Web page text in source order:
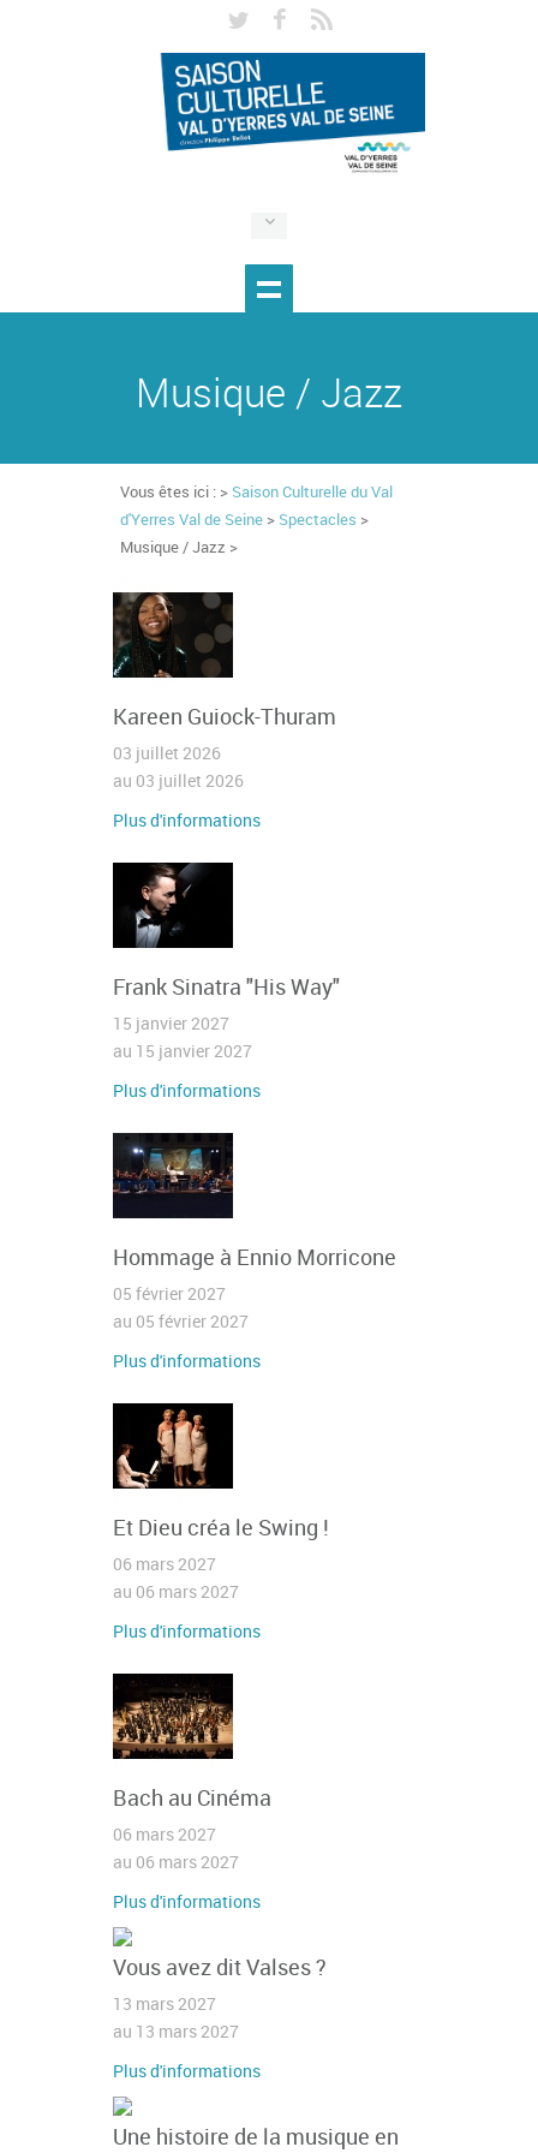
Musique / Jazz
Vous êtes ici : > Saison Culturelle du Val
d'Yerres Val de Seine > Spectacles >
Musique / Jazz >
Kareen Guiock-Thuram
03 juillet 2026
au 03 juillet 2026
Plus d'informations
Frank Sinatra "His Way"
15 janvier 2027
au 15 janvier 2027
Plus d'informations
Hommage à Ennio Morricone
05 février 2027
au 05 février 2027
Plus d'informations
Et Dieu créa le Swing !
06 mars 2027
au 06 mars 2027
Plus d'informations
Bach au Cinéma
06 mars 2027
au 06 mars 2027
Plus d'informations
Vous avez dit Valses ?
13 mars 2027
au 13 mars 2027
Plus d'informations
Une histoire de la musique en